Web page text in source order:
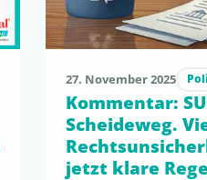
27. November 2025
Kommentar:
Scheideweg.
jetzt klare